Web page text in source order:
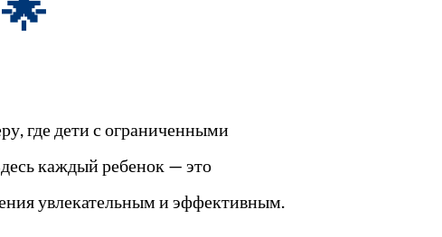
где дети с ограниченными
каждый ребенок — это
увлекательным и эффективным.